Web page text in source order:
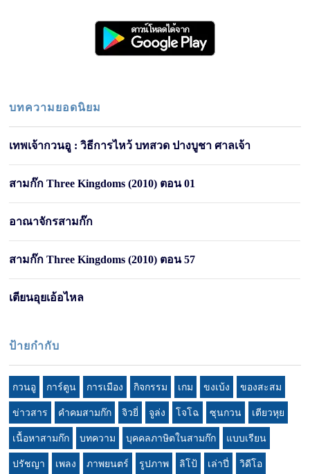
บทความยอดนิยม
เทพเจ้ากวนอู : วิธีการไหว้ บทสวด ปางบูชา ศาลเจ้า
สามก๊ก Three Kingdoms (2010) ตอน 01
อาณาจักรสามก๊ก
สามก๊ก Three Kingdoms (2010) ตอน 57
เตียนอุยเอ้อไหล
ป้ายกำกับ
กวนอู การ์ตูน การเมือง กิจกรรม เกม ขงเบ้ง ของสะสม
ข่าวสาร คำคมสามก๊ก จิวยี่ จูล่ง โจโฉ ซุนกวน เตียวหุย
เนื้อหาสามก๊ก บทความ บุคคลภาษิตในสามก๊ก แบบเรียน
ปรัชญา เพลง ภาพยนตร์ รูปภาพ ลิโป้ เล่าปี่ วิดีโอ